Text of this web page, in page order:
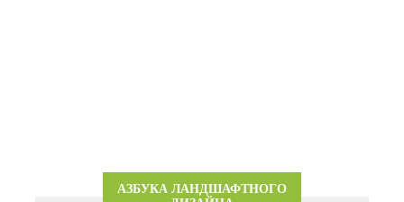
АЗБУКА ЛАНДШАФТНОГО